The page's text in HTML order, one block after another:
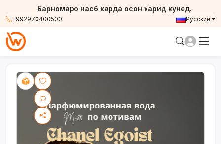
+992970400500
Барномаро насб карда осон харид кунед.
Русский